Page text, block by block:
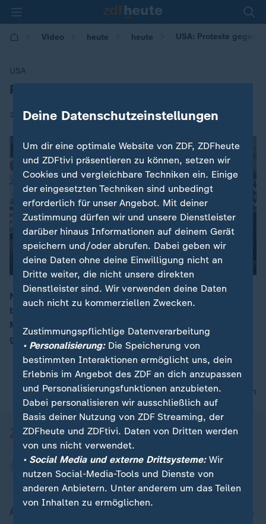
Video heute heute USA: Proteste gegen
USA
:Proteste gegen Einreiseverbot
27.06.2018 | 07:04
Nach dem US-Urteil zum Einreiseverbot für Bürger
bestimmter muslimisch geprägter Länder sind viele
Menschen auf die Straße gegangen. Sie protestierten
gegen die Entscheidung.
nach oben
Deine Datenschutzeinstellungen
Um dir eine optimale Website von ZDF, ZDFheute
und ZDFtivi präsentieren zu können, setzen wir
Cookies und vergleichbare Techniken ein. Einige
der eingesetzten Techniken sind unbedingt
erforderlich für unser Angebot. Mit deiner
Zustimmung dürfen wir und unsere Dienstleister
darüber hinaus Informationen auf deinem Gerät
speichern und/oder abrufen. Dabei geben wir
deine Daten ohne deine Einwilligung nicht an
Dritte weiter, die nicht unsere direkten
Dienstleister sind. Wir verwenden deine Daten
auch nicht zu kommerziellen Zwecken.
Zustimmungspflichtige Datenverarbeitung
• Personalisierung:Die Speicherung von
bestimmten Interaktionen ermöglicht uns, dein
Erlebnis im Angebot des ZDF an dich anzupassen
und Personalisierungsfunktionen anzubieten.
Dabei personalisieren wir ausschließlich auf
Basis deiner Nutzung von ZDF Streaming, der
ZDFheute und ZDFtivi. Daten von Dritten werden
von uns nicht verwendet.
• Social Media und externe Drittsysteme:Wir
nutzen Social-Media-Tools und Dienste von
anderen Anbietern. Unter anderem um das Teilen
von Inhalten zu ermöglichen.